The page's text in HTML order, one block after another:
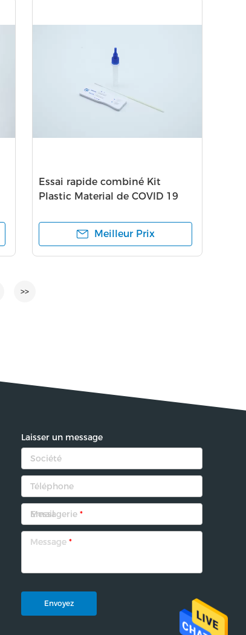
Essai rapide combiné Kit
Plastic Material de COVID 19
Meilleur Prix
>>
Laisser un message
Messagerie *
Message *
Envoyez